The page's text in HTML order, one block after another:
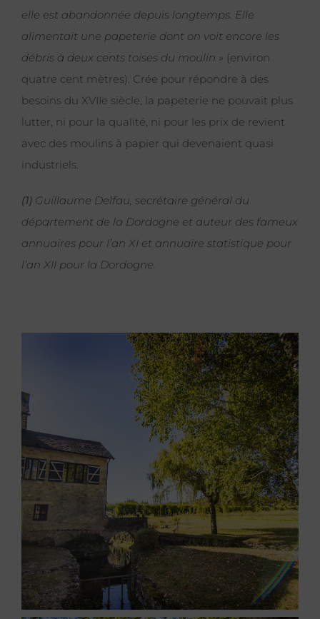
elle est abandonnée depuis longtemps. Elle
alimentait une papeterie dont on voit encore les
débris à deux cents toises du moulin » (environ
quatre cent mètres). Crée pour répondre à des
besoins du XVIIe siècle, la papeterie ne pouvait plus
lutter, ni pour la qualité, ni pour les prix de revient
avec des moulins à papier qui devenaient quasi
industriels.
(1) Guillaume Delfau, secrétaire général du
département de la Dordogne et auteur des fameux
annuaires pour l’an XI et annuaire statistique pour
l’an XII pour la Dordogne.